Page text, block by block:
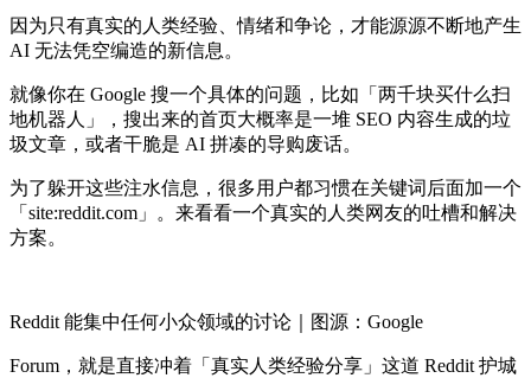
因为只有真实的人类经验、情绪和争论，才能源源不断地产生
AI 无法凭空编造的新信息。
就像你在 Google 搜一个具体的问题，比如「两千块买什么扫
地机器人」，搜出来的首页大概率是一堆 SEO 内容生成的垃
圾文章，或者干脆是 AI 拼凑的导购废话。
为了躲开这些注水信息，很多用户都习惯在关键词后面加一个
「site:reddit.com」。来看看一个真实的人类网友的吐槽和解决
方案。
Reddit 能集中任何小众领域的讨论｜图源：Google
Forum，就是直接冲着「真实人类经验分享」这道 Reddit 护城